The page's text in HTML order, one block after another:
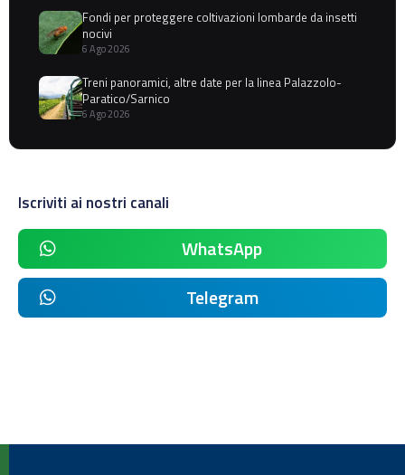
Fondi per proteggere coltivazioni lombarde da insetti
nocivi
6 Ago 2026
Treni panoramici, altre date per la linea Palazzolo-
Paratico/Sarnico
6 Ago 2026
Iscriviti ai nostri canali
WhatsApp
Telegram